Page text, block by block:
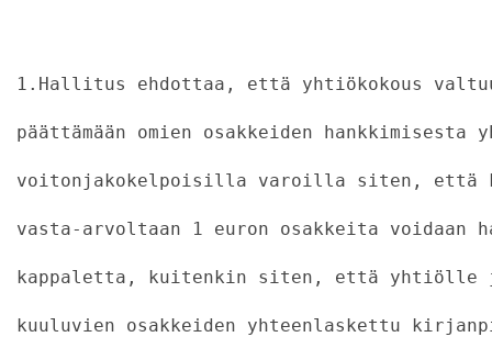
1.Hallitus ehdottaa, että yhtiökokous
päättämään omien osakkeiden hankkimisesta
voitonjakokelpoisilla varoilla siten,
vasta-arvoltaan 1 euron osakkeita voidaan
kappaletta, kuitenkin siten, että yhtiölle
kuuluvien osakkeiden yhteenlaskettu